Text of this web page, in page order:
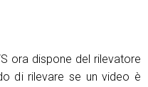
ora dispone del rilevatore
di rilevare se un video è